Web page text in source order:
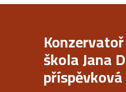
škola Jana